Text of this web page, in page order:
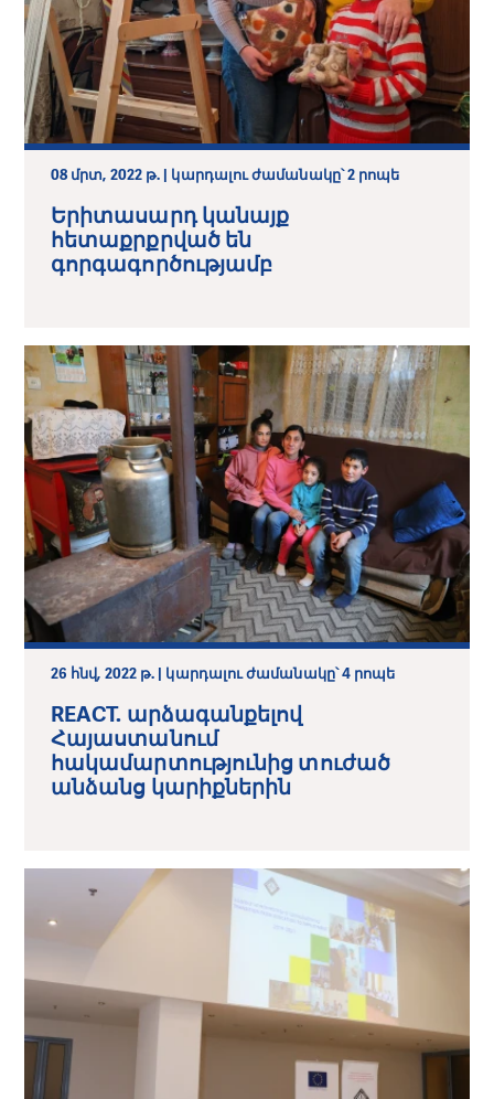
08 մրտ, 2022 թ. | կարդալու ժամանակը՝ 2 րոպե
Երիտասարդ կանայք
հետաքրքրված են
գորգագործությամբ
26 հնվ, 2022 թ. | կարդալու ժամանակը՝ 4 րոպե
REACT. արձագանքելով
Հայաստանում
հակամարտությունից տուժած
անձանց կարիքներին